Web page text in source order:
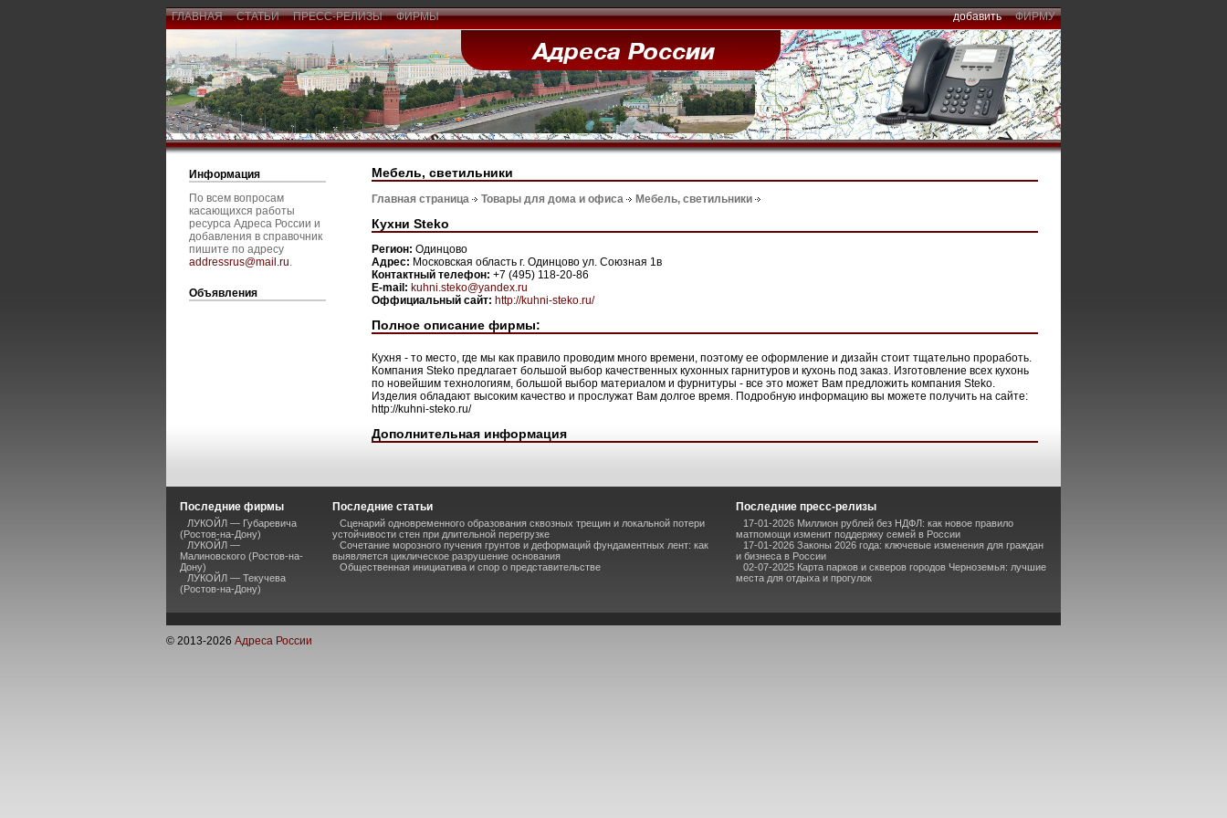
ГЛАВНАЯ СТАТЬИ ПРЕСС-РЕЛИЗЫ ФИРМЫ добавить ФИРМУ
Информация
По всем вопросам
касающихся работы
ресурса Адреса России и
добавления в справочник
пишите по адресу
addressrus@mail.ru.
Объявления
Мебель, светильники
Главная страница Товары для дома и офиса Мебель, светильники
Кухни Steko
Регион: Одинцово
Адрес: Московская область г. Одинцово ул. Союзная 1в
Контактный телефон: +7 (495) 118-20-86
E-mail: kuhni.steko@yandex.ru
Оффициальный сайт: http://kuhni-steko.ru/
Полное описание фирмы:
Кухня - то место, где мы как правило проводим много времени, поэтому ее оформление и дизайн стоит тщательно проработь.
Компания Steko предлагает большой выбор качественных кухонных гарнитуров и кухонь под заказ. Изготовление всех кухонь
по новейшим технологиям, большой выбор материалом и фурнитуры - все это может Вам предложить компания Steko.
Изделия обладают высоким качество и прослужат Вам долгое время. Подробную информацию вы можете получить на сайте:
http://kuhni-steko.ru/
Дополнительная информация
Последние фирмы
ЛУКОЙЛ — Губаревича
(Ростов-на-Дону)
ЛУКОЙЛ —
Малиновского (Ростов-на-
Дону)
ЛУКОЙЛ — Текучева
(Ростов-на-Дону)
Последние статьи
Сценарий одновременного образования сквозных трещин и локальной потери
устойчивости стен при длительной перегрузке
Сочетание морозного пучения грунтов и деформаций фундаментных лент: как
выявляется циклическое разрушение основания
Общественная инициатива и спор о представительстве
Последние пресс-релизы
17-01-2026 Миллион рублей без НДФЛ: как новое правило
матпомощи изменит поддержку семей в России
17-01-2026 Законы 2026 года: ключевые изменения для граждан
и бизнеса в России
02-07-2025 Карта парков и скверов городов Черноземья: лучшие
места для отдыха и прогулок
© 2013-2026 Адреса России